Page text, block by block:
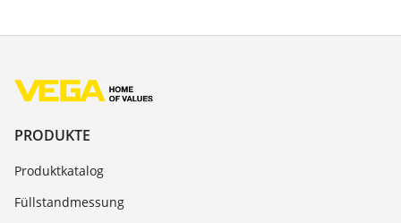
PRODUKTE
Produktkatalog
Füllstandmessung